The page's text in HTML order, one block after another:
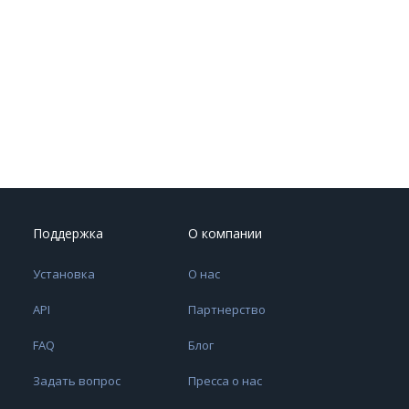
Поддержка
Установка
API
FAQ
Задать вопрос
О компании
О нас
Партнерство
Блог
Пресса о нас